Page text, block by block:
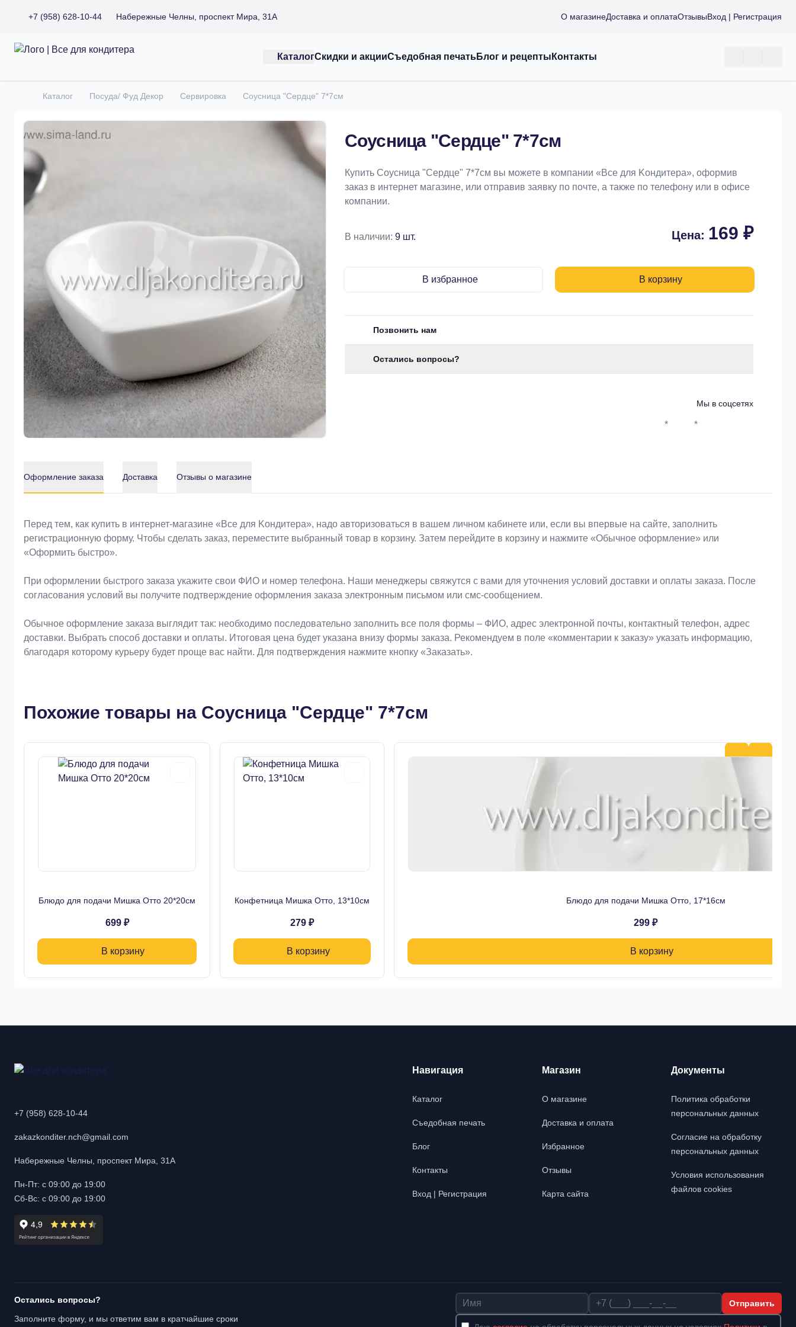
+7 (958) 628-10-44 Набережные Челны, проспект Мира, 31А О магазинеДоставка и оплатаОтзывыВход | Регистрация
Все для кондитера
КаталогСкидки и акцииСъедобная печатьБлог и рецепты Контакты
Главная
Каталог Посуда/ Фуд Декор Сервировка Соусница "Сердце" 7*7см
Соусница "Сердце" 7*7см
Купить Соусница "Сердце" 7*7см вы можете в компании «Bce для Koндитeрa», оформив
заказ в интернет магазине, или отправив заявку по почте, а также по телефону или в офисе
компании.
В наличии: 9 шт. Цена: 169 ₽
В избранное В корзину
Позвонить нам
Остались вопросы?
Мы в соцсетях
* *
Оформление заказа Доставка Отзывы о магазине
Оформление заказа
Перед тем, как купить в интернет-магазине «Bce для Koндитeрa», надо авторизоваться в вашем личном кабинете или, если вы впервые на сайте, заполнить
регистрационную форму. Чтобы сделать заказ, переместите выбранный товар в корзину. Затем перейдите в корзину и нажмите «Обычное оформление» или
«Оформить быстро».
При оформлении быстрого заказа укажите свои ФИО и номер телефона. Наши менеджеры свяжутся с вами для уточнения условий доставки и оплаты заказа. После
согласования условий вы получите подтверждение оформления заказа электронным письмом или смс-сообщением.
Обычное оформление заказа выглядит так: необходимо последовательно заполнить все поля формы – ФИО, адрес электронной почты, контактный телефон, адрес
доставки. Выбрать способ доставки и оплаты. Итоговая цена будет указана внизу формы заказа. Рекомендуем в поле «комментарии к заказу» указать информацию,
благодаря которому курьеру будет проще вас найти. Для подтверждения нажмите кнопку «Заказать».
Похожие товары на Соусница "Сердце" 7*7см
Блюдо для подачи Мишка Отто 20*20см
699 ₽
В корзину
Конфетница Мишка Отто, 13*10см
279 ₽
В корзину
Блюдо для подачи Мишка Отто, 17*16см
299 ₽
В корзину
+7 (958) 628-10-44
zakazkonditer.nch@gmail.com
Набережные Челны, проспект Мира, 31А
Пн-Пт: с 09:00 до 19:00
Сб-Вс: с 09:00 до 19:00
Навигация
Каталог
Съедобная печать
Блог
Контакты
Вход | Регистрация
Магазин
О магазине
Доставка и оплата
Избранное
Отзывы
Карта сайта
Документы
Политика обработки
персональных данных
Согласие на обработку
персональных данных
Условия использования
файлов cookies
Остались вопросы?
Заполните форму, и мы ответим вам в кратчайшие сроки
Имя Телефон Отправить